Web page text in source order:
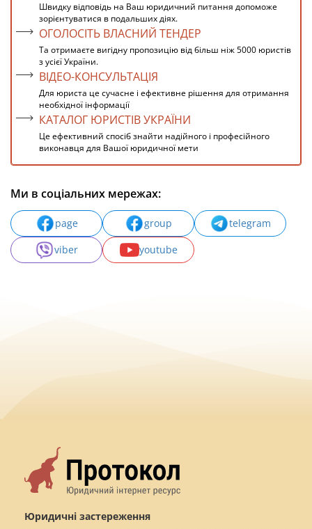
Швидку відповідь на Ваш юридичний питання допоможе
зорієнтуватися в подальших діях.
ОГОЛОСІТЬ ВЛАСНИЙ ТЕНДЕР
Та отримаєте вигідну пропозицію від більш ніж 5000 юристів
з усієї України.
ВІДЕО-КОНСУЛЬТАЦІЯ
Для юриста це сучасне і ефективне рішення для отримання
необхідної інформації
КАТАЛОГ ЮРИСТІВ УКРАЇНИ
Це ефективний спосіб знайти надійного і професійного
виконавця для Вашої юридичної мети
Ми в соціальних мережах:
page group
telegram
viber
youtube
Юридичні застереження